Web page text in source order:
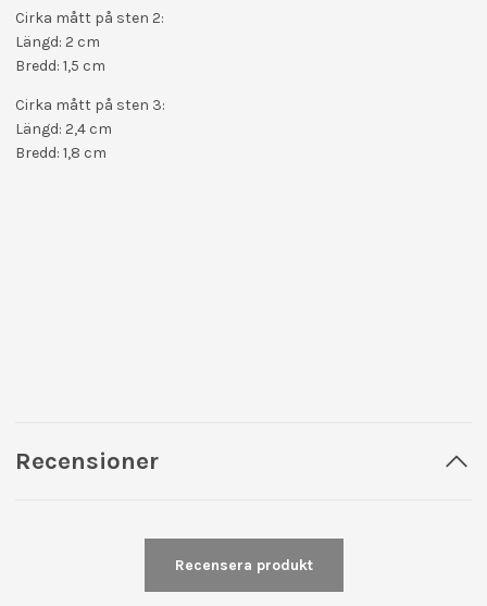
Cirka mått på sten 2:
Längd: 2 cm
Bredd: 1,5 cm
Cirka mått på sten 3:
Längd: 2,4 cm
Bredd: 1,8 cm
Recensioner
Recensera produkt